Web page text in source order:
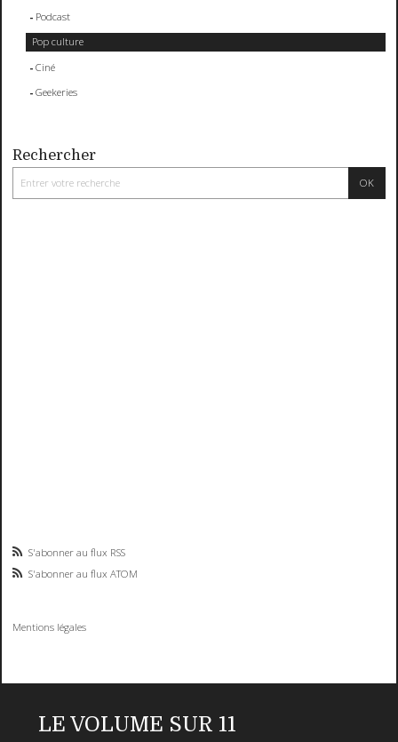
Podcast
Pop culture
Ciné
Geekeries
Rechercher
S'abonner au flux RSS
S'abonner au flux ATOM
Mentions légales
LE VOLUME SUR 11